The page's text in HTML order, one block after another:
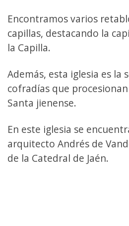
Encontramos varios
capillas, destacando la
la Capilla.
Además, esta iglesia es la
cofradías que
Santa jienense.
En este iglesia se
arquitecto Andrés de
de la Catedral de Jaén.